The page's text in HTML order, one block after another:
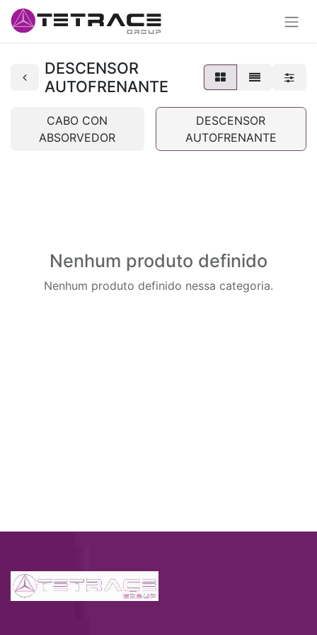
DESCENSOR
AUTOFRENANTE
CABO CON
ABSORVEDOR
DESCENSOR
AUTOFRENANTE
Nenhum produto definido
Nenhum produto definido nessa categoria.